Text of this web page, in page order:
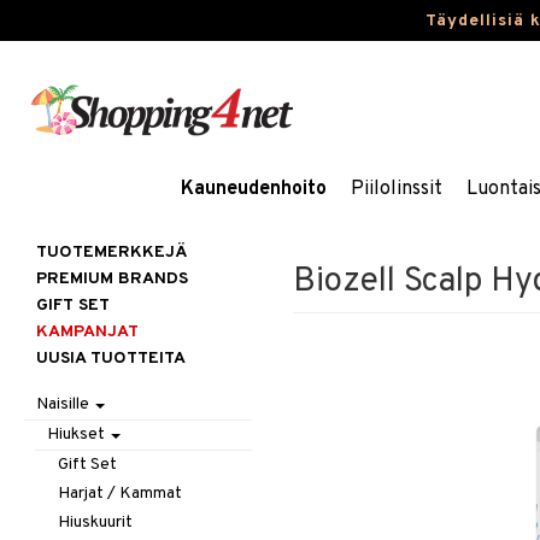
Täydellisiä
Kauneudenhoito Piilolinssit
Biozell Scalp
TUOTEMERKKEJÄ
PREMIUM BRANDS
GIFT SET
KAMPANJAT
UUSIA TUOTTEITA
Naisille
Hiukset
Gift Set
Harjat / Kammat
Hiuskuurit